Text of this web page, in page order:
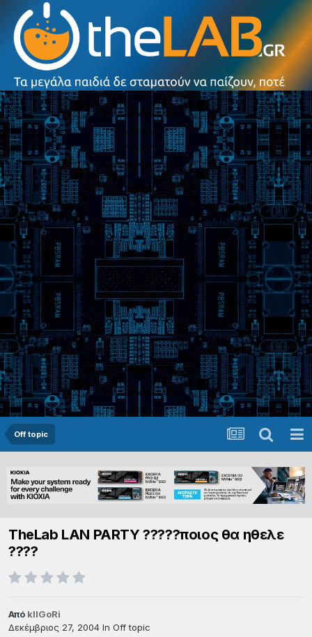
Off topic
TheLab LAN PARTY ?????ποιος θα ηθελε
????
Από kIlGoRi
Δεκέμβριος 27, 2004 In Off topic